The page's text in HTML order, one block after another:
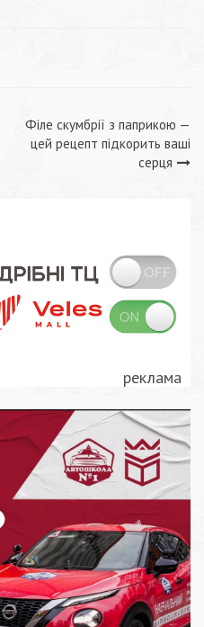
Філе скумбрії з паприкою —
цей рецепт підкорить ваші
серця